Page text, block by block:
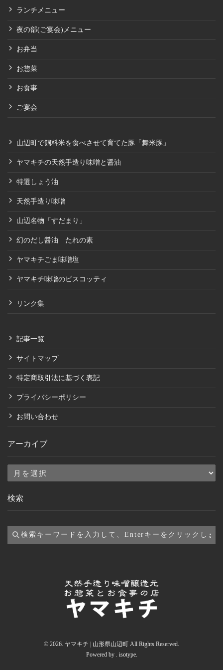
ランチメニュー
夜の部(ご宴会)メニュー
お弁当
お惣菜
お食事
ご宴会
山辺町で飼料米を食べさせて育てた豚「舞米豚」
ヤマキチの天然手造り味噌と醤油
特選しょう油
天然手造り味噌
山辺名物「すだまり」
幻のだし醤油 たれの素
ヤマキチごま味噌塩
ヤマキチ味噌のビスコッティ
リンク集
記事一覧
サイトマップ
特定商取引法に基づく表記
プライバシーポリシー
お問い合わせ
アーカイブ
ア
カ
ブ
検索
© 2026. ヤマキチ | 山形県山辺町 All Rights Reserved.
Powered by . isotype.